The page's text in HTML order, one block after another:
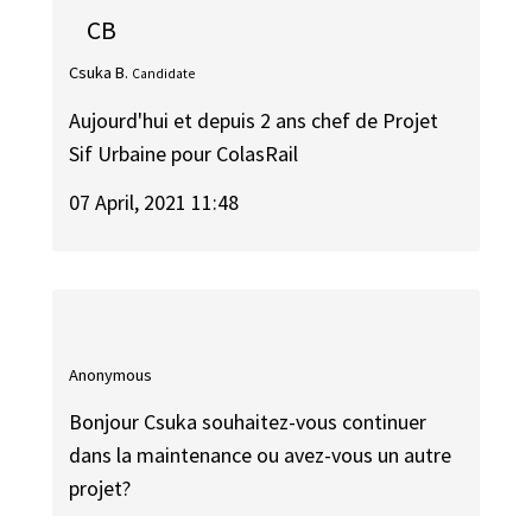
CB
Csuka B. Candidate
Aujourd'hui et depuis 2 ans chef de Projet
Sif Urbaine pour ColasRail
07 April, 2021 11:48
Anonymous
Bonjour Csuka souhaitez-vous continuer
dans la maintenance ou avez-vous un autre
projet?